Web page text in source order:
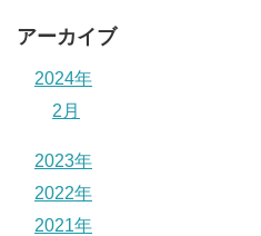
アーカイブ
2024年
2月
2023年
2022年
2021年